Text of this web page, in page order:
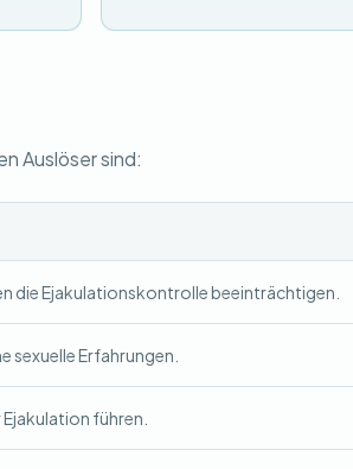
Auslöser sind:
die Ejakulationskontrolle beeinträchtigen.
sexuelle Erfahrungen.
führen.